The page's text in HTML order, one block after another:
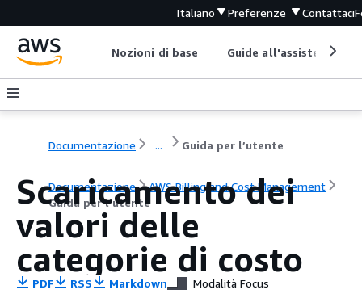
Italiano Preferenze Contattaci
Nozioni di base Guide all'assistenza
Documentazione ... Guida per l’utente
Documentazione
AWS Billing and Cost Management
Guida per l’utente
Scaricamento dei
valori delle
categorie di costo
PDF RSS Markdown Modalità Focus